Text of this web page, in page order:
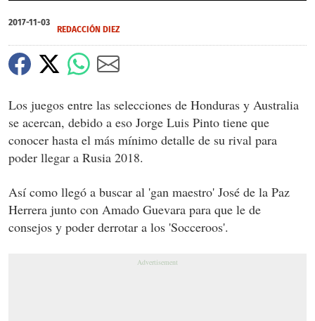
of
4
seconds
2017-11-03
REDACCIÓN DIEZ
Los juegos entre las selecciones de Honduras y Australia
se acercan, debido a eso Jorge Luis Pinto tiene que
conocer hasta el más mínimo detalle de su rival para
poder llegar a Rusia 2018.
Así como llegó a buscar al 'gan maestro' José de la Paz
Herrera junto con Amado Guevara para que le de
consejos y poder derrotar a los 'Socceroos'.